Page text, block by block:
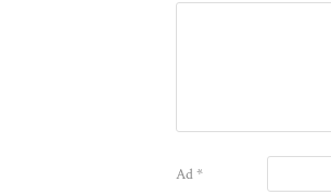
Ad*